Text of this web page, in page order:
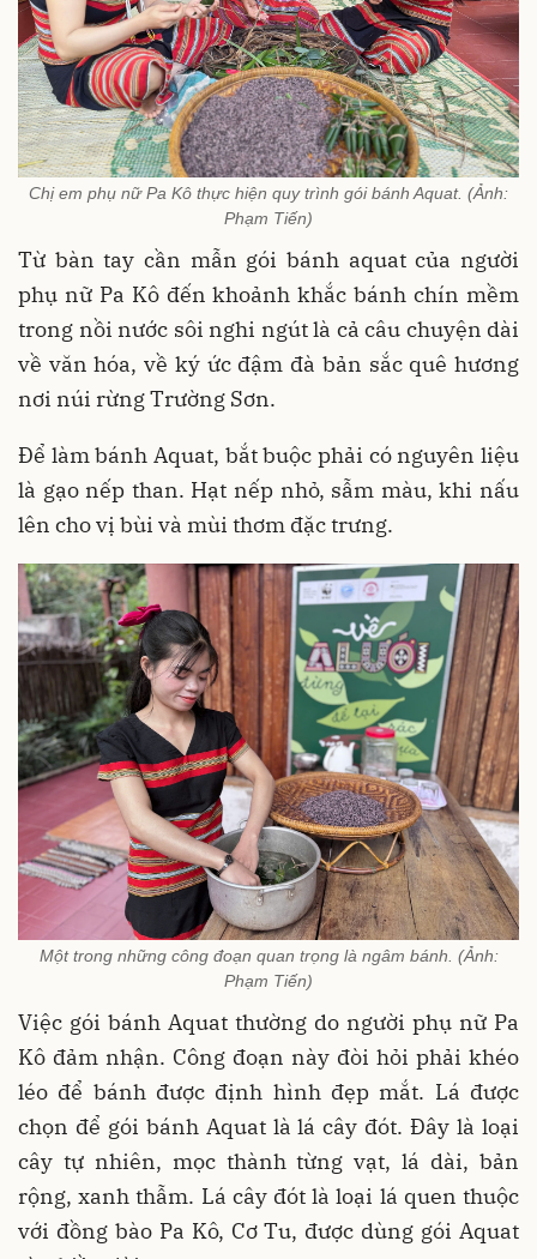
Chị em phụ nữ Pa Kô thực hiện quy trình gói bánh Aquat. (Ảnh:
Phạm Tiến)
Từ bàn tay cần mẫn gói bánh aquat của người
phụ nữ Pa Kô đến khoảnh khắc bánh chín mềm
trong nồi nước sôi nghi ngút là cả câu chuyện dài
về văn hóa, về ký ức đậm đà bản sắc quê hương
nơi núi rừng Trường Sơn.
Để làm bánh Aquat, bắt buộc phải có nguyên liệu
là gạo nếp than. Hạt nếp nhỏ, sẫm màu, khi nấu
lên cho vị bùi và mùi thơm đặc trưng.
Một trong những công đoạn quan trọng là ngâm bánh. (Ảnh:
Phạm Tiến)
Việc gói bánh Aquat thường do người phụ nữ Pa
Kô đảm nhận. Công đoạn này đòi hỏi phải khéo
léo để bánh được định hình đẹp mắt. Lá được
chọn để gói bánh Aquat là lá cây đót. Đây là loại
cây tự nhiên, mọc thành từng vạt, lá dài, bản
rộng, xanh thẫm. Lá cây đót là loại lá quen thuộc
với đồng bào Pa Kô, Cơ Tu, được dùng gói Aquat